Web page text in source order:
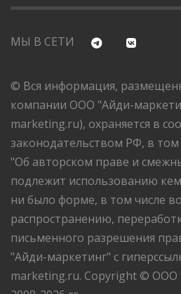
МЫ В СЕТИ
© Вся информация,
компании ООО "Айди-
marketing.ru), охраняется в
законодательством РФ, в
"Об авторском праве и
подлежит использованию
ни было форме, в том числе
распространению,
письменного разрешения
"Айди-маркетинг" с
marketing.ru. Copyright © ООО